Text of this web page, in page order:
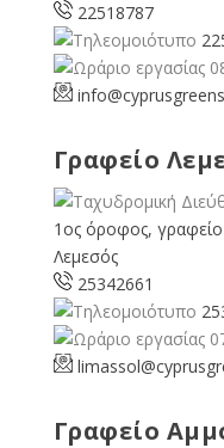
22518787
Γραφείο
1ος όροφος,
Λεμεσός
25342661
limassol@
Γραφείο